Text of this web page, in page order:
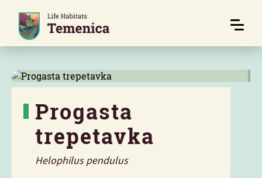
Progasta
trepetavka
Helophilus pendulus
Značilnosti